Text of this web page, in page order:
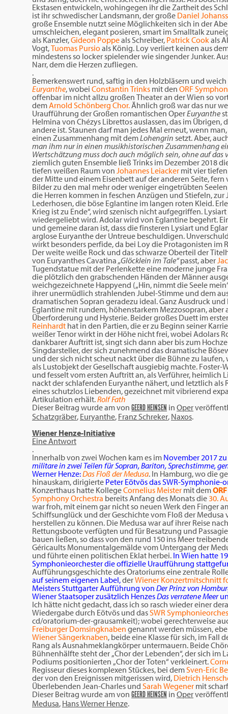
Ekstasen entwickeln, wohingegen ihr die Zartheit des
ist ihr schwedischer Landsmann, der große Daniel
große Ensemble nutzt seine Möglichkeiten sich in der
umschleichen, elegant posieren, smart im Smalltalk
als Kanzler,Gideon Poppeals Schreiber, Patrick Cookals
Vogt,Tuomas Pursioals König. Loy verliert keinen aus
mindestens so locker spielender wie singender Junker.
Narr, dem die Herzen zufliegen.
.
Bemerkenswert rund, saftig in den Holzbläsern und
Euryanthe, wobei Constantin Trinks mit den ORF
offenbar im nicht allzu großen Theater an der Wien so
demArnold Schönberg Chor.Ähnlich groß war das nur
Uraufführung der Großen romantischen OperEuryanthe
Helmina von Chézys Librettos auslassen, das im
andere ist. Staunen darf man jedes Mal erneut, wenn
einen Zusammenhang mit demLohengrin setzt. Aber,
man ihm nur in einen musikhistorischen Zusammenhang
Wertschätzung muss doch auch möglich sein, ohne auf das
ziemlich guten Ensemble ließ Trinks im Dezember 2018
tiefen weißen Raum von Johannes Leiacker mit vier
der Mitte und einem Eisenbett auf der anderen Seite,
Bilder zu den mal mehr oder weniger eingetrübten
die Herren kommen in feschen Anzügen und Stiefeln,
Lederhosen, die böse Eglantine im langen roten Kleid.
Krieg ist zu Ende“, wird szenisch nicht aufgegriffen.
wiedergeliebt wird. Adolar wird von Eglantine begehrt.
und gemeine daran ist, dass die finsteren Lysiart und
arglose Euryanthe der Untreue beschuldigen.
wirkt besonders perfide, da bei Loy die Protagonisten im
Der weite weiße Rock und das schwarze Oberteil der
von Euryanthes Cavatina „Glöcklein im Tale“passt, aber
Tugendstatue mit der Perlenkette eine moderne junge
die plötzlich den grabschenden Händen der Männer
weichgezeichnete Happyend („Hin, nimmt die Seele
ihrer unermüdlich strahlenden Jubel-Stimme und dem
dramatischen Sopran geradezu ideal. Ganz Ausdruck und
Eglantine mit rundem, höhenstarkem Mezzosopran,
Überforderung und Hysterie. Beider großes Duett im
Reinhardt hat in den Partien, die er zu Beginn seiner
weißer Tenor wirkt in der Höhe nicht frei, wobei Adolars
dankbarer Auftritt ist, singt sich dann aber bis zum
Singdarsteller, der sich zunehmend das dramatische
und der sich nicht scheut nackt über die Bühne zu
als Lustobjekt der Gesellschaft ausgiebig machte.
und fesselt vom ersten Auftritt an, als Verführer, heimlich
nackt der schlafenden Euryanthe nähert, und letztlich als
eines schutzlos Liebenden, gezeichnet mit vibrierend
Artikulation erhält.Rolf Fath
Dieser Beitrag wurde amvon GEERD HEINSEN in Oper
Schatzgräber, Euryanthe, Franz Schreker, Naxos.
Wiener Henze-Initiative
Eine Antwort
.
Innerhalb von zwei Wochen kam es im November 2017
militare in zwei Teilen für Sopran, Bariton, Sprechstimme,
Werner Henze:Das Floß der Medusa. In Hamburg, wo die
hinauskam, dirigierte Peter Eötvös das SWR-Symphonie-
Konzerthaus hatte KollegeCornelius Meister mit dem
Symphony Orchestra bereits Anfang des Monats die30.
war froh, mit einem gar nicht so neuen Werk den Finger
Schiffsunglück und der Geschichte vom Floß der
herstellen zu können. Die Medusa war auf ihrer Reise
Rettungsboote verfügten und für Besatzung und
bauen ließen, so dass von den rund 150 ins Meer
Géricaults Monumentalgemälde vom Untergang der
und führte einen politischen Eklat herbei. In Wien hatte
Symphonieorchester die offizielle Uraufführung
Aufführungsgeschichte des Oratoriums eine zentrale
auf seinem eigenen Label,derWiener Konzertmitschnitt
Meisters Stuttgarter Aufführung von Der Prinz von
Wiener Staatsoper zusätzlich HenzesDas verratene Meer
Ich hätte nicht gedacht, dass ich so rasch wieder einer
Wiedergabe durch Eötvös und dasSWR
cd/oratorium-der-grausamkeit); wobei gerechterweise
Freiburger Domsingknaben genannt werden müssen,
Wiener Sängerknaben, beide eine Klasse für sich, im
Rang als Ausnahmeklangkörper untermauern. Beide
Bühnenhälfte steht der „Chor der Lebenden“, der sich im
Podiums positionierten „Chor der Toten“ verkleinert.
Regisseur dieses komplexen Stückes, bei demSven-Eric
der von den Ereignissen mitgerissen wird, Dietrich
Überlebenden Jean-Charles und Sarah Wegener mit
Dieser Beitrag wurde amvon GEERD HEINSEN in Oper
Medusa, Hans Werner Henze.